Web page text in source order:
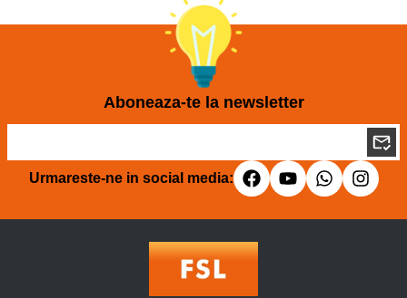
Aboneaza-te la newsletter
Urmareste-ne in social media: